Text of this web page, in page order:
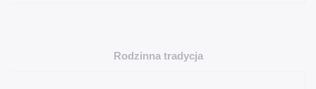
Rodzinna tradycja